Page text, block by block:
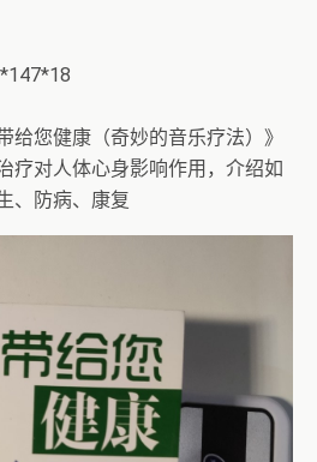
给您健康（奇妙的音乐疗法）》
疗对人体心身影响作用，介绍如
、防病、康复